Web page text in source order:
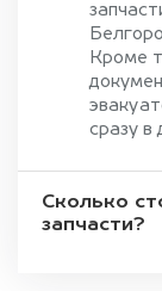
Кроме
сразу в
Сколько
запчасти?